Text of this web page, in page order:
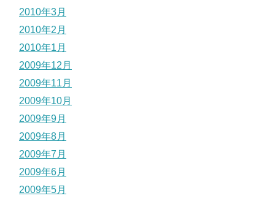
2010年3月
2010年2月
2010年1月
2009年12月
2009年11月
2009年10月
2009年9月
2009年8月
2009年7月
2009年6月
2009年5月